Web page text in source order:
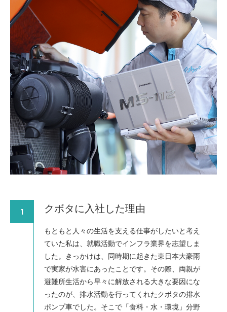
1 クボタに入社した理由
もともと人々の生活を支える仕事がしたいと考え
ていた私は、就職活動でインフラ業界を志望しま
した。きっかけは、同時期に起きた東日本大豪雨
で実家が水害にあったことです。その際、両親が
避難所生活から早々に解放される大きな要因にな
ったのが、排水活動を行ってくれたクボタの排水
ポンプ車でした。そこで「食料・水・環境」分野